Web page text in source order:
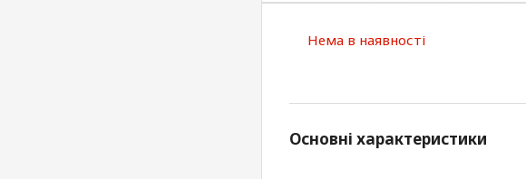
Нема в наявності
Основні характеристики